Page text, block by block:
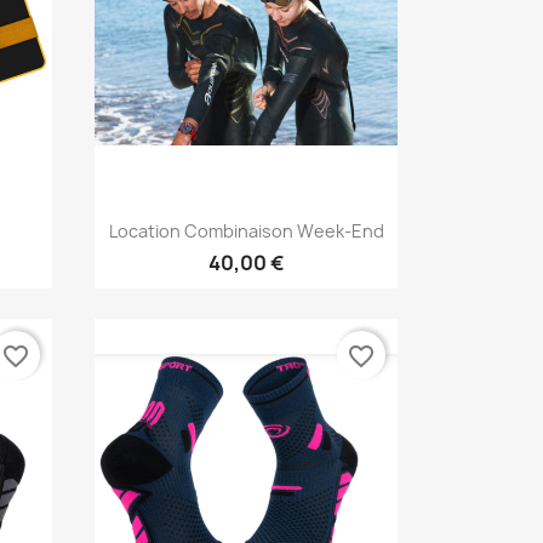
Vorschau
Location Combinaison Week-End
40,00 €
favorite_border favorite_border